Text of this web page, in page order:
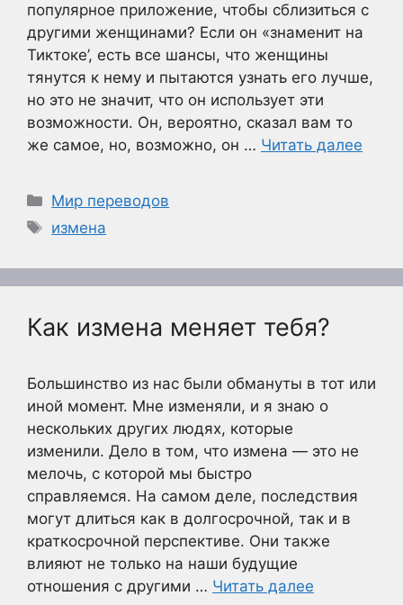
популярное приложение, чтобы сблизиться с
другими женщинами? Если он «знаменит на
Тиктоке’, есть все шансы, что женщины
тянутся к нему и пытаются узнать его лучше,
но это не значит, что он использует эти
возможности. Он, вероятно, сказал вам то
же самое, но, возможно, он … Читать далее
Рубрики
Мир переводов
Метки
измена
Как измена меняет тебя?
Большинство из нас были обмануты в тот или
иной момент. Мне изменяли, и я знаю о
нескольких других людях, которые
изменили. Дело в том, что измена — это не
мелочь, с которой мы быстро
справляемся. На самом деле, последствия
могут длиться как в долгосрочной, так и в
краткосрочной перспективе. Они также
влияют не только на наши будущие
отношения с другими … Читать далее